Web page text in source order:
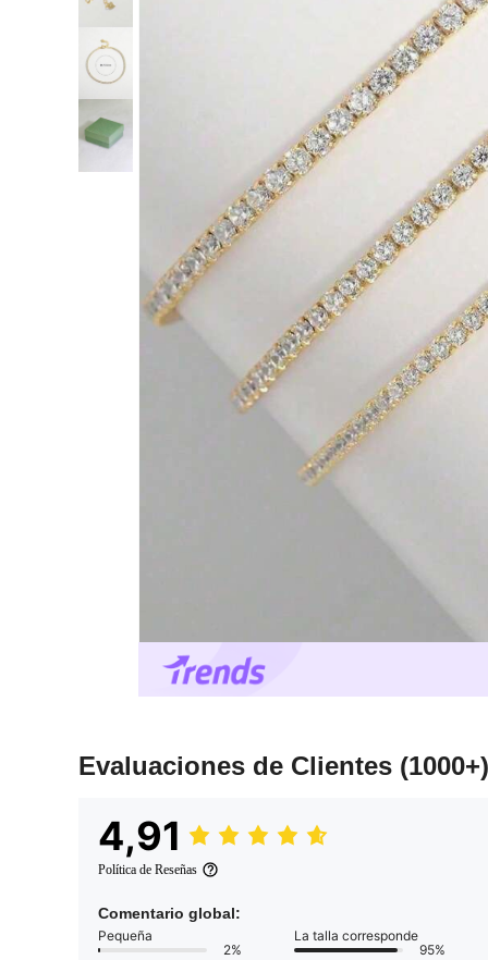
Evaluaciones de Clientes (1000+)
4,91
Política de Reseñas
Comentario global:
Pequeña
2%
La talla corresponde
95%